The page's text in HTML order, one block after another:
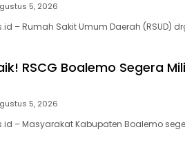
5, 2026
– Rumah Sakit Umum Daerah (RSUD)
RSCG Boalemo Segera
5, 2026
– Masyarakat Kabupaten Boalemo